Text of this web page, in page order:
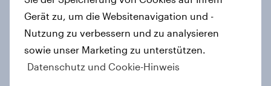
Wie FRoSTA mit YouGov Shopper
käuferorientierte
Wachstumschancen in der
Kategorie identifiziert hat
Case Study
Gerät zu, um die Websitenavigation und -
Nutzung zu verbessern und zu analysieren
sowie unser Marketing zu unterstützen.
Datenschutz und Cookie-Hinweis